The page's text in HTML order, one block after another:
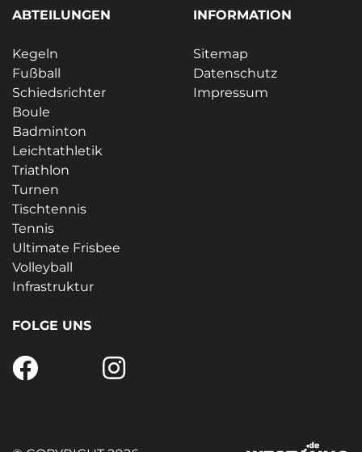
ABTEILUNGEN
Kegeln
Fußball
Schiedsrichter
Boule
Badminton
Leichtathletik
Triathlon
Turnen
Tischtennis
Tennis
Ultimate Frisbee
Volleyball
Infrastruktur
INFORMATION
Sitemap
Datenschutz
Impressum
FOLGE UNS